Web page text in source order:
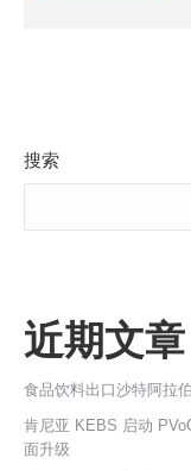
搜索
近期文章
食品饮料出口沙特阿拉
肯尼亚 KEBS 启动
面升级